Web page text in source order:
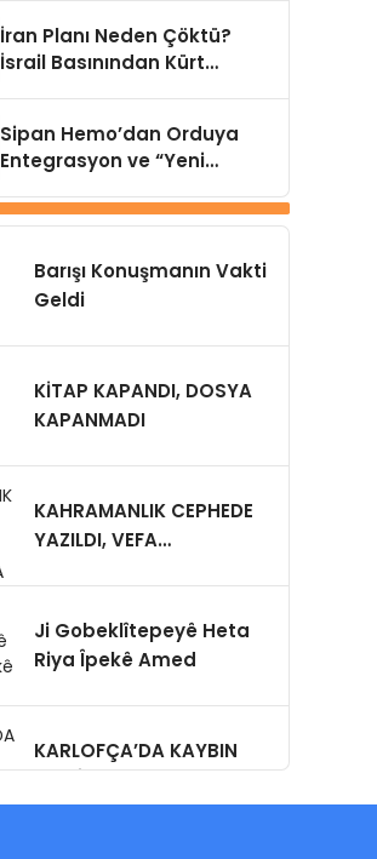
İran Planı Neden Çöktü?
İsrail Basınından Kürt
Sipan Hemo’dan Orduya
Entegrasyon ve “Yeni
Barışı Konuşmanın Vakti
Geldi
KİTAP KAPANDI, DOSYA
KAPANMADI
KAHRAMANLIK CEPHEDE
YAZILDI, VEFA
Ji Gobeklîtepeyê Heta
Riya Îpekê Amed
KARLOFÇA’DA KAYBIN
GİZLİ NİŞAN,YA BUGÜN?